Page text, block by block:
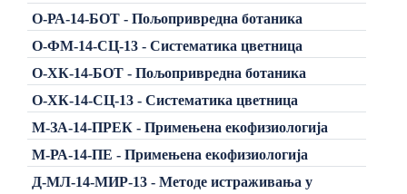
О-РА-14-БОТ - Пољопривредна ботаника
О-ФМ-14-СЦ-13 - Систематика цветница
О-ХК-14-БОТ - Пољопривредна ботаника
О-ХК-14-СЦ-13 - Систематика цветница
М-ЗА-14-ПРЕК - Примењена екофизиологија
М-РА-14-ПЕ - Примењена екофизиологија
Д-МЛ-14-МИР-13 - Методе истраживања у